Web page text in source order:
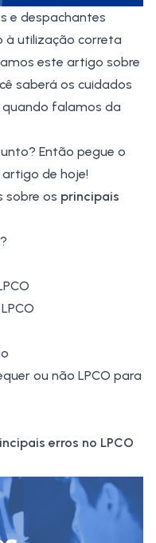
e despachantes
à utilização correta
este artigo sobre
saberá os cuidados
quando falamos da
Então pegue o
de hoje!
sobre os principais
ou não LPCO para
erros no LPCO